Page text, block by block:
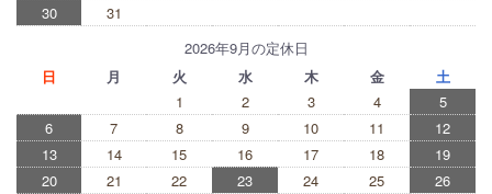
30
31
2026年9月の定休日
日
月 火 水 木 金
土
1
2 3 4
5
6
7 8 9 10 11
12
13
14 15 16 17 18
19
20
21 22 23 24 25
26